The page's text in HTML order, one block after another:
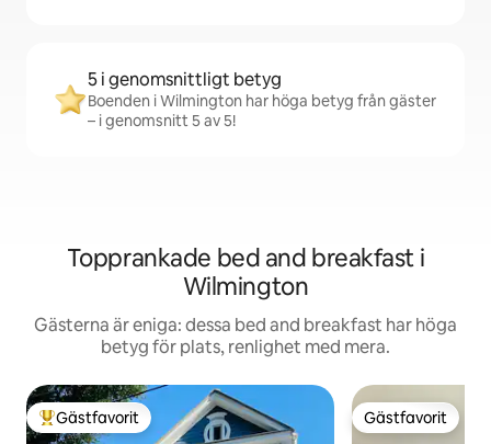
5 i genomsnittligt betyg
Boenden i Wilmington har höga betyg från gäster
– i genomsnitt 5 av 5!
Topprankade bed and breakfast i
Wilmington
Gästerna är eniga: dessa bed and breakfast har höga
betyg för plats, renlighet med mera.
Populär gästfavorit
Gästfavorit Gästfavorit
Gästfavorit